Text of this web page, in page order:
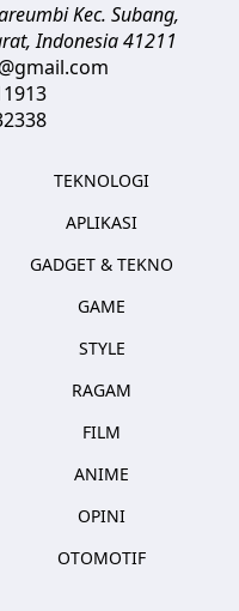
Kec. Subang,
,Indonesia41211
TEKNOLOGI
APLIKASI
GADGET & TEKNO
GAME
STYLE
RAGAM
FILM
ANIME
OPINI
OTOMOTIF